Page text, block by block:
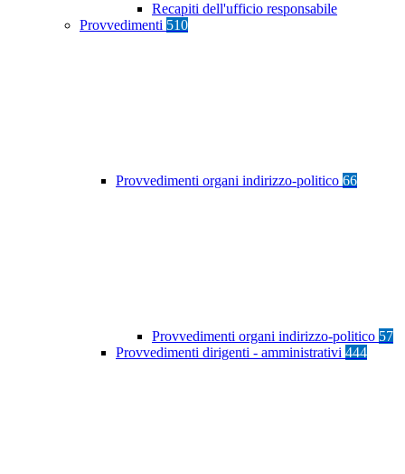
Recapiti dell'ufficio responsabile
Provvedimenti 510
Provvedimenti organi indirizzo-politico 66
Provvedimenti organi indirizzo-politico 57
Provvedimenti dirigenti - amministrativi 444